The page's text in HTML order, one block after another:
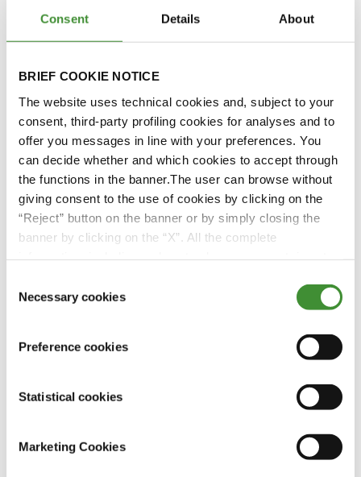
Consent Details About
BRIEF COOKIE NOTICE
The website uses technical cookies and, subject to your
consent, third-party profiling cookies for analyses and to
offer you messages in line with your preferences. You
can decide whether and which cookies to accept through
the functions in the banner.The user can browse without
giving consent to the use of cookies by clicking on the
“Reject” button on the banner or by simply closing the
banner by clicking on the “X”. All the complete
Selection
Necessary cookies
Preference cookies
Statistical cookies
Marketing Cookies
Xtractor Южная Африка
Смотреть сейчас